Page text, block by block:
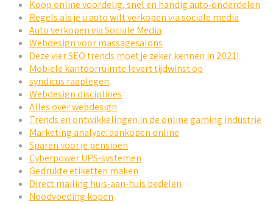
Koop online voordelig, snel en handig auto-onderdelen
Regels als je u auto wilt verkopen via sociale media
Auto verkopen via Sociale Media
Webdesign voor massagesalons
Deze vier SEO trends moet je zeker kennen in 2021!
Mobiele kantoorruimte levert tijdwinst op
syndicus raaplegen
Webdesign disciplines
Alles over webdesign
Trends en ontwikkelingen in de online gaming industrie
Marketing analyse: aankopen online
Sparen voor je pensioen
Cyberpower UPS-systemen
Gedrukte etiketten maken
Direct mailing huis-aan-huis bedelen
Noodvoeding kopen